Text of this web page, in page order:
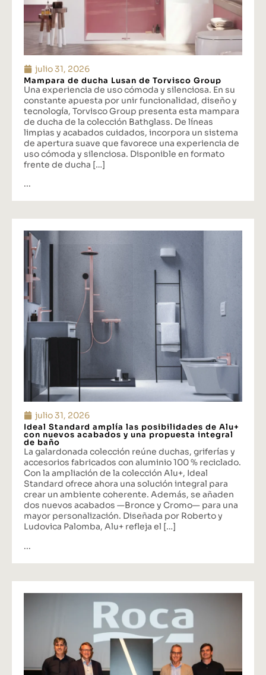
julio 31, 2026
Mampara de ducha Lusan de Torvisco Group
Una experiencia de uso cómoda y silenciosa. En su
constante apuesta por unir funcionalidad, diseño y
tecnología, Torvisco Group presenta esta mampara
de ducha de la colección Bathglass. De líneas
limpias y acabados cuidados, incorpora un sistema
de apertura suave que favorece una experiencia de
uso cómoda y silenciosa. Disponible en formato
frente de ducha […]
...
julio 31, 2026
Ideal Standard amplía las posibilidades de Alu+
con nuevos acabados y una propuesta integral
de baño
La galardonada colección reúne duchas, griferías y
accesorios fabricados con aluminio 100 % reciclado.
Con la ampliación de la colección Alu+, Ideal
Standard ofrece ahora una solución integral para
crear un ambiente coherente. Además, se añaden
dos nuevos acabados —Bronce y Cromo— para una
mayor personalización. Diseñada por Roberto y
Ludovica Palomba, Alu+ refleja el […]
...